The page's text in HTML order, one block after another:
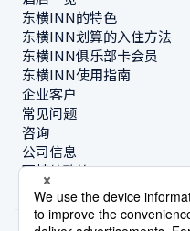
东横INN的特色
东横INN划算的入住方法
东横INN俱乐部卡会员
东横INN使用指南
企业客户
常见问题
咨询
公司信息
可持续政策